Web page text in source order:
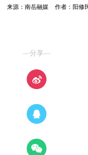
来源：南岳融媒 作者：阳修
—分享—